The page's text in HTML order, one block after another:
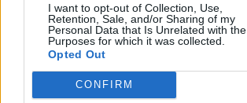
I want to opt-out of Collection, Use,
Retention, Sale, and/or Sharing of my
Personal Data that Is Unrelated with the
Purposes for which it was collected.
Opted Out
CONFIRM
Rask har dratt på